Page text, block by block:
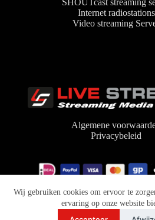
Wij gebruiken cookies om ervoor te
ervaring op onze website
SHOUTcast streaming
Internet radiostations
Video streaming
Algemene
Privacybeleid
Copyright © 2026 Live-Streams.nl |
provider Icecast en SHOUTcast